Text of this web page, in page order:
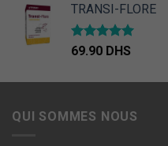
TRANSI-FLORE
Note4.67
69.90 DHS
QUI SOMMES NOUS